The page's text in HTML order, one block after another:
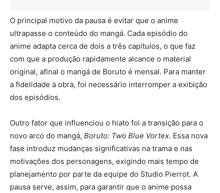
O principal motivo da pausa é evitar que o anime
ultrapasse o conteúdo do mangá. Cada episódio do
anime adapta cerca de dois a três capítulos, o que faz
com que a produção rapidamente alcance o material
original, afinal o mangá de Boruto é mensal. Para manter
a fidelidade à obra, foi necessário interromper a exibição
dos episódios.
Outro fator que influenciou o hiato foi a transição para o
novo arco do mangá, Boruto: Two Blue Vortex. Essa nova
fase introduz mudanças significativas na trama e nas
motivações dos personagens, exigindo mais tempo de
planejamento por parte da equipe do Studio Pierrot. A
pausa serve, assim, para garantir que o anime possa